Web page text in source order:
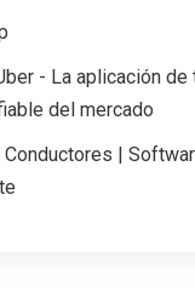
- La aplicación de
del mercado
Conductores |